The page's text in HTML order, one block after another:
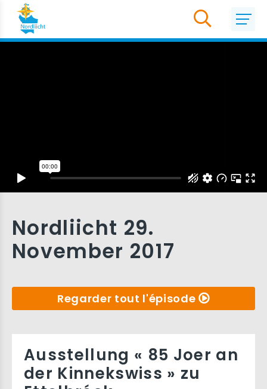
Nordliicht 29.
November 2017
Regarder tout l'épisode
Ausstellung « 85 Joer an
der Kinnekswiss » zu